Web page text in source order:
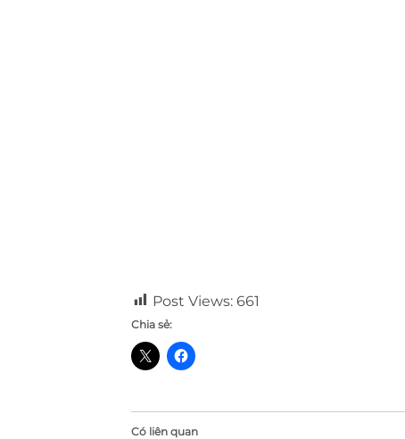
Post Views: 661
Chia sẻ:
Có liên quan